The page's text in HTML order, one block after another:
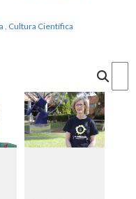
Cultura Científica